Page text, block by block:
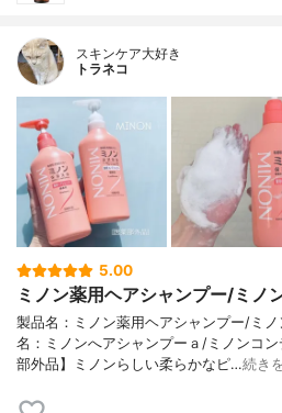
スキンケア大好き
トラネコ
5.00
ミノン薬用ヘアシャンプー/ミノ
製品名：ミノン薬用ヘアシャンプー/ミ
名：ミノンへアシャンプーａ/ミノンコ
部外品】ミノンらしい柔らかなピ…続き